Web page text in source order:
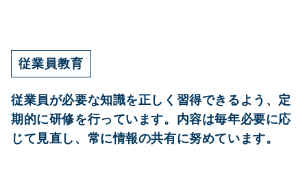
従業員教育
従業員が必要な知識を正しく習得できるよう、定
期的に研修を行っています。内容は毎年必要に応
じて見直し、常に情報の共有に努めています。